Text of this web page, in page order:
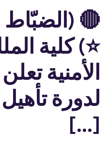
🔴 (الضبّاط
⭐️) كلية
الأمنية
لدورة
[…]